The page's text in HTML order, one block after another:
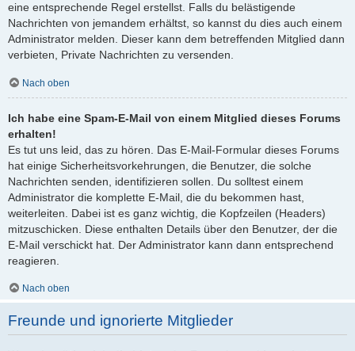
eine entsprechende Regel erstellst. Falls du belästigende
Nachrichten von jemandem erhältst, so kannst du dies auch einem
Administrator melden. Dieser kann dem betreffenden Mitglied dann
verbieten, Private Nachrichten zu versenden.
Nach oben
Ich habe eine Spam-E-Mail von einem Mitglied dieses Forums
erhalten!
Es tut uns leid, das zu hören. Das E-Mail-Formular dieses Forums
hat einige Sicherheitsvorkehrungen, die Benutzer, die solche
Nachrichten senden, identifizieren sollen. Du solltest einem
Administrator die komplette E-Mail, die du bekommen hast,
weiterleiten. Dabei ist es ganz wichtig, die Kopfzeilen (Headers)
mitzuschicken. Diese enthalten Details über den Benutzer, der die
E-Mail verschickt hat. Der Administrator kann dann entsprechend
reagieren.
Nach oben
Freunde und ignorierte Mitglieder